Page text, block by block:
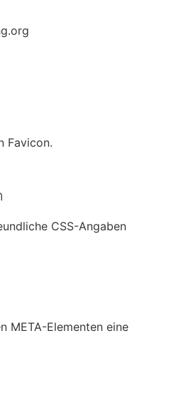
Favicon.
CSS-Angaben
META-Elementen eine